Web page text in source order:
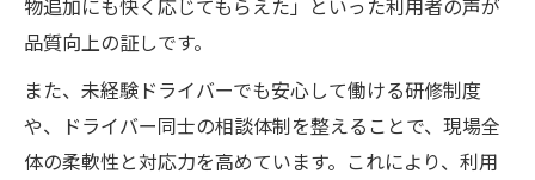
物追加にも快く応じてもらえた」といった利用者の声が
品質向上の証しです。
また、未経験ドライバーでも安心して働ける研修制度
や、ドライバー同士の相談体制を整えることで、現場全
体の柔軟性と対応力を高めています。これにより、利用